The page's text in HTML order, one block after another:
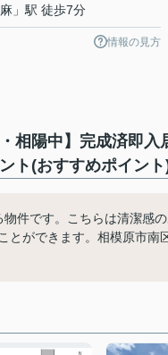
」駅 徒歩7分
情報の見方
相陽中】完成済即
ト(おすすめポイント
件です。こちらは清潔感
とができます。相模原市